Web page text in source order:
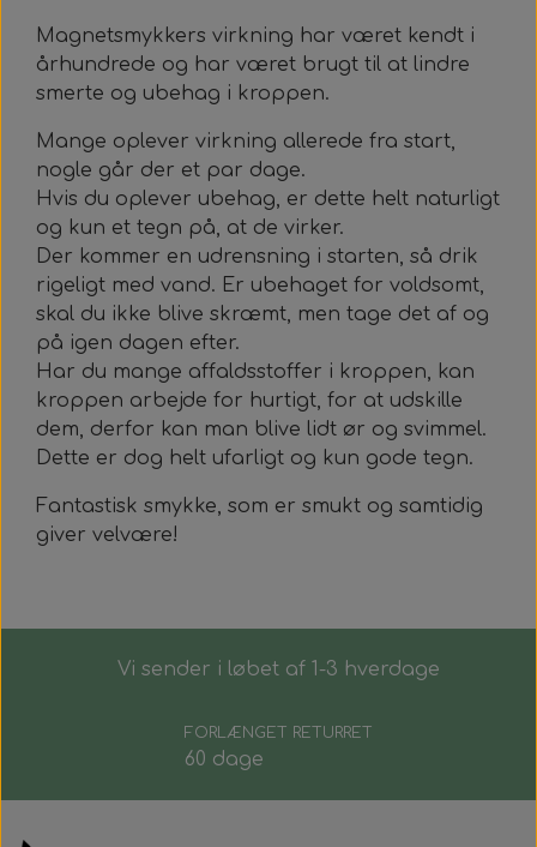
Magnetsmykkers virkning har været kendt i
århundrede og har været brugt til at lindre
smerte og ubehag i kroppen.
Mange oplever virkning allerede fra start,
nogle går der et par dage.
Hvis du oplever ubehag, er dette helt naturligt
og kun et tegn på, at de virker.
Der kommer en udrensning i starten, så drik
rigeligt med vand. Er ubehaget for voldsomt,
skal du ikke blive skræmt, men tage det af og
på igen dagen efter.
Har du mange affaldsstoffer i kroppen, kan
kroppen arbejde for hurtigt, for at udskille
dem, derfor kan man blive lidt ør og svimmel.
Dette er dog helt ufarligt og kun gode tegn.
Fantastisk smykke, som er smukt og samtidig
giver velvære!
Vi sender i løbet af 1-3 hverdage
FORLÆNGET RETURRET
60 dage